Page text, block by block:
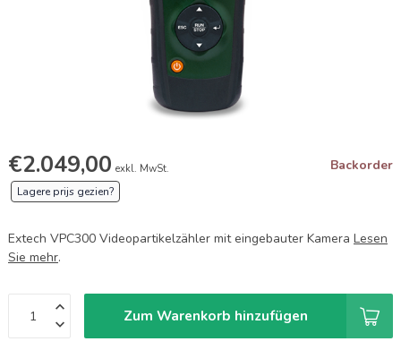
€2.049,00 exkl. MwSt. Backorder
Lagere prijs gezien?
Extech VPC300 Videopartikelzähler mit eingebauter Kamera Lesen
Sie mehr.
Zum Warenkorb hinzufügen